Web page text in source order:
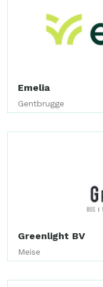
Emelia
Gentbrugge
Greenlight BV
Meise